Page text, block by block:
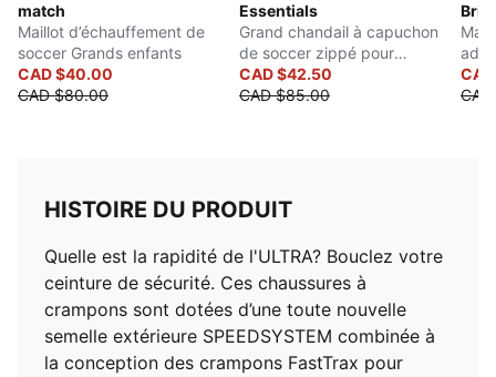
match
Maillot d’échauffement de
soccer Grands enfants
CAD $40.00
CAD $80.00
Essentials
Grand chandail à capuchon
de soccer zippé pour
enfants
CAD $42.50
CAD $85.00
HISTOIRE DU PRODUIT
Quelle est la rapidité de l'ULTRA? Bouclez votre
ceinture de sécurité. Ces chaussures à
crampons sont dotées d’une toute nouvelle
semelle extérieure SPEEDSYSTEM combinée à
la conception des crampons FastTrax pour